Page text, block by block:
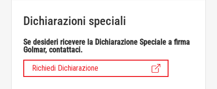
Dichiarazioni speciali
Se desideri ricevere la Dichiarazione Speciale a firma
Golmar, contattaci.
Richiedi Dichiarazione